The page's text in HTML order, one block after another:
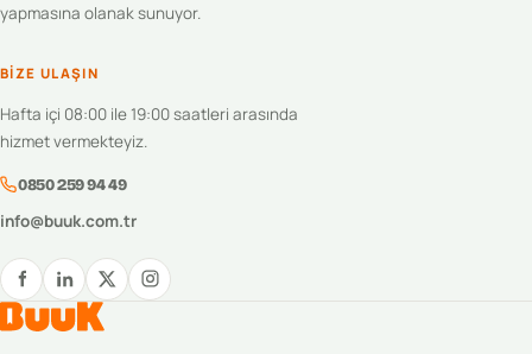
yapmasına olanak sunuyor.
BIZE ULAŞIN
Hafta içi 08:00 ile 19:00 saatleri arasında
hizmet vermekteyiz.
0850 259 94 49
info@buuk.com.tr